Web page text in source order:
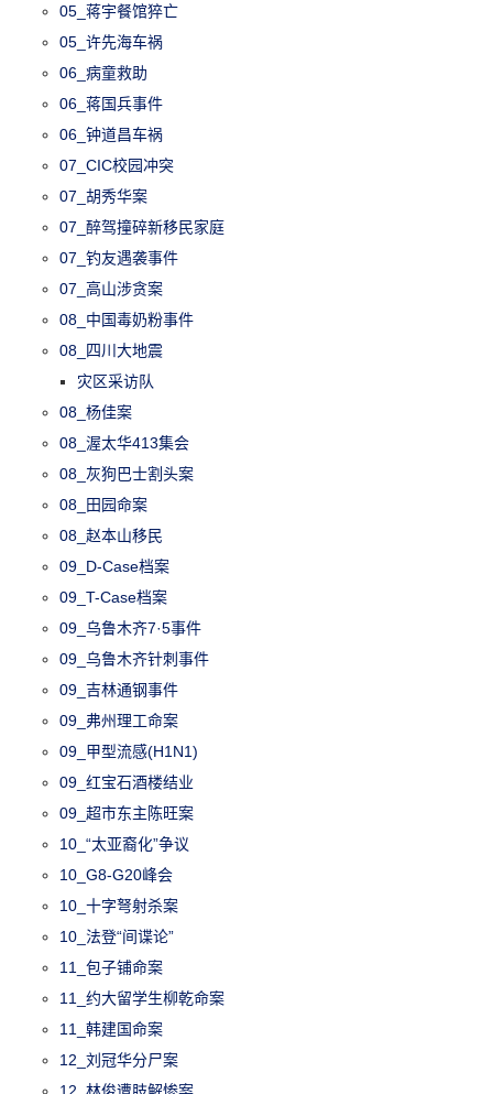
05_蒋宇餐馆猝亡
05_许先海车祸
06_病童救助
06_蒋国兵事件
06_钟道昌车祸
07_CIC校园冲突
07_胡秀华案
07_醉驾撞碎新移民家庭
07_钓友遇袭事件
07_高山涉贪案
08_中国毒奶粉事件
08_四川大地震
灾区采访队
08_杨佳案
08_渥太华413集会
08_灰狗巴士割头案
08_田园命案
08_赵本山移民
09_D-Case档案
09_T-Case档案
09_乌鲁木齐7·5事件
09_乌鲁木齐针刺事件
09_吉林通钢事件
09_弗州理工命案
09_甲型流感(H1N1)
09_红宝石酒楼结业
09_超市东主陈旺案
10_“太亚裔化”争议
10_G8-G20峰会
10_十字弩射杀案
10_法登“间谍论”
11_包子铺命案
11_约大留学生柳乾命案
11_韩建国命案
12_刘冠华分尸案